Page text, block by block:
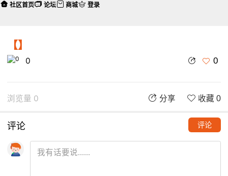
【】
0 0
浏览量 0 分享 收藏 0
评论 评论
社区首页 论坛 商城 登录